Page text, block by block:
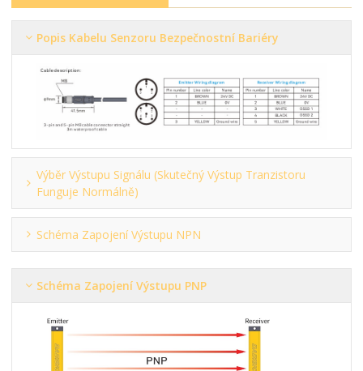
Popis Kabelu Senzoru Bezpečnostní Bariéry
Výběr Výstupu Signálu (skutečný Výstup Tranzistoru
Funguje Normálně)
Schéma Zapojení Výstupu NPN
Schéma Zapojení Výstupu PNP